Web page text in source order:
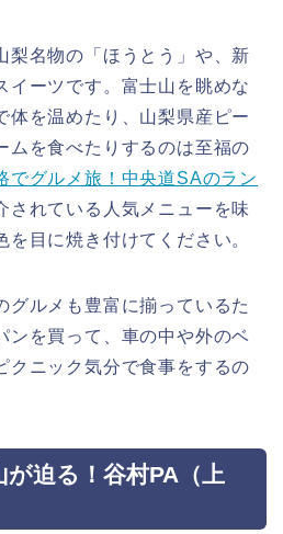
梨名物の「ほうとう」や、新
イーツです。富士山を眺めな
体を温めたり、山梨県産ピー
ムを食べたりするのは至福の
でグルメ旅！中央道SAのラン
されている人気メニューを味
目に焼き付けてください。
グルメも豊富に揃っているた
ンを買って、車の中や外のベ
クニック気分で食事をするの
迫る！谷村PA（上